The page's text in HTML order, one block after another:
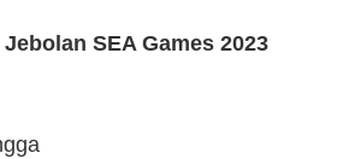
SEA Games 2023